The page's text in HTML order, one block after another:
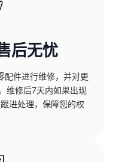
后无忧
配件进行维修，并对更
维修后7天内如果出现
进处理，保障您的权